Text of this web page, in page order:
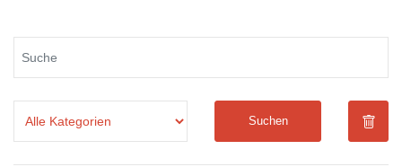
Suchen